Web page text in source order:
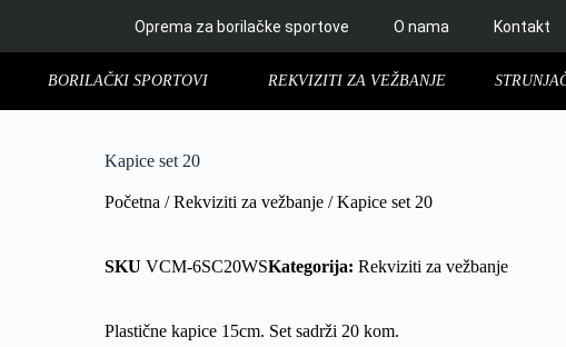
Oprema za borilačke sportove O nama Kontakt
BORILAČKI SPORTOVI REKVIZITI ZA VEŽBANJE
Kapice set 20
Početna /Rekviziti za vežbanje / Kapice set 20
SKU VCM-6SC20WSKategorija: Rekviziti za vežbanje
Plastične kapice 15cm. Set sadrži 20 kom.